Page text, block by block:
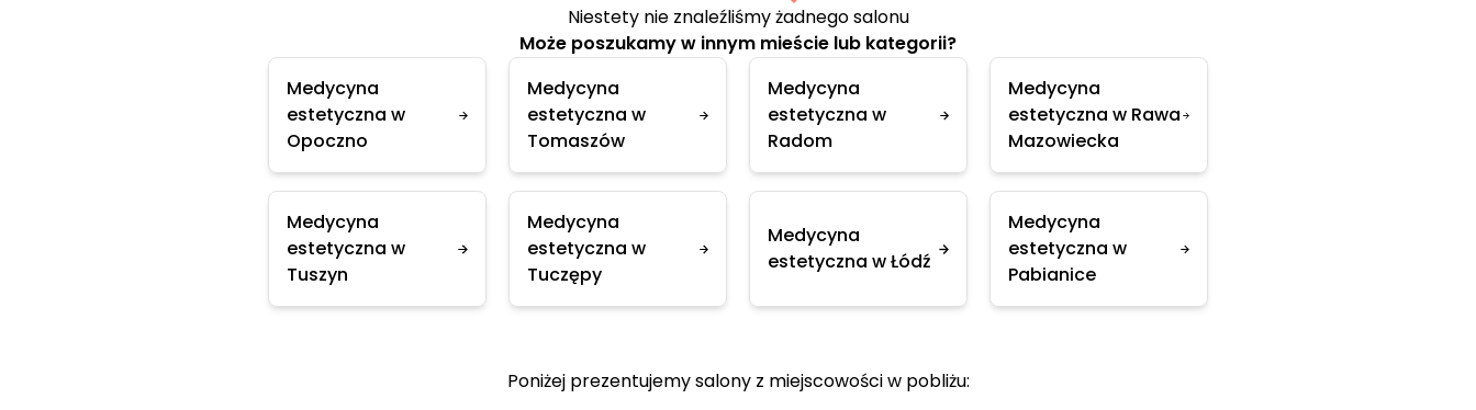
Niestety nie znaleźliśmy żadnego salonu
Może poszukamy w innym mieście lub kategorii?
Medycyna
estetyczna w
Opoczno
Medycyna
estetyczna w
Tomaszów
Medycyna
estetyczna w
Radom
Medycyna
estetyczna w Rawa
Mazowiecka
Medycyna
estetyczna w
Tuszyn
Medycyna
estetyczna w
Tuczępy
Medycyna
estetyczna w Łódź
Medycyna
estetyczna w
Pabianice
Poniżej prezentujemy salony z miejscowości w pobliżu: